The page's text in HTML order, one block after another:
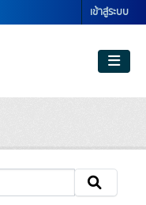
เข้าสู่ระบบ